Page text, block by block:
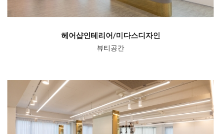
헤어샵인테리어/미다스디자인
뷰티공간